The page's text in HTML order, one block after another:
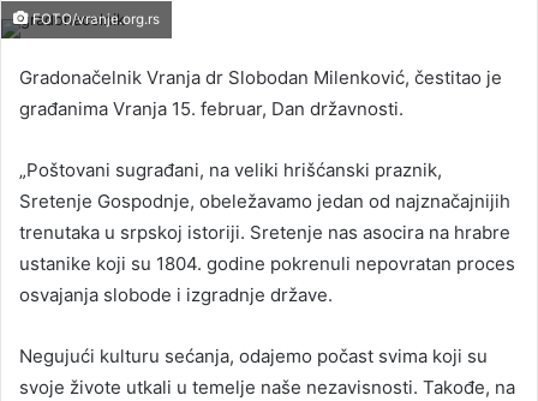
FOTO/vranje.org.rs
Gradonačelnik Vranja dr Slobodan Milenković, čestitao je
građanima Vranja 15. februar, Dan državnosti.
„Poštovani sugrađani, na veliki hrišćanski praznik,
Sretenje Gospodnje, obeležavamo jedan od najznačajnijih
trenutaka u srpskoj istoriji. Sretenje nas asocira na hrabre
ustanike koji su 1804. godine pokrenuli nepovratan proces
osvajanja slobode i izgradnje države.
Negujući kulturu sećanja, odajemo počast svima koji su
svoje živote utkali u temelje naše nezavisnosti. Takođe, na